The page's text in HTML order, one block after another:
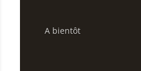
A bientôt